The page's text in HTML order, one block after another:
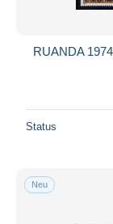
Gesamte
Wohnsitz des
RUANDA
Status
Neu